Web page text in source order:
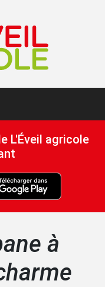
L'Éveil agricole
à